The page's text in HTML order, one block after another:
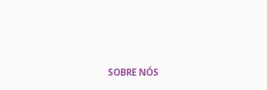
SOBRE NÓS